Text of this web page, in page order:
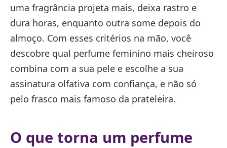
uma fragrância projeta mais, deixa rastro e
dura horas, enquanto outra some depois do
almoço. Com esses critérios na mão, você
descobre qual perfume feminino mais cheiroso
combina com a sua pele e escolhe a sua
assinatura olfativa com confiança, e não só
pelo frasco mais famoso da prateleira.
O que torna um perfume